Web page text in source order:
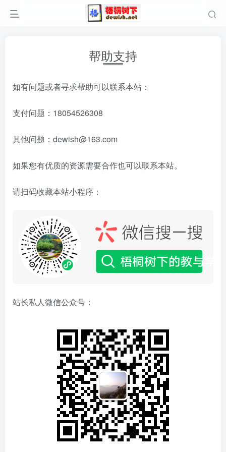
帮助支持
如有问题或者寻求帮助可以联系本站：
支付问题：18054526308
其他问题：dewish@163.com
如果您有优质的资源需要合作也可以联系本站。
请扫码收藏本站小程序：
站长私人微信公众号：